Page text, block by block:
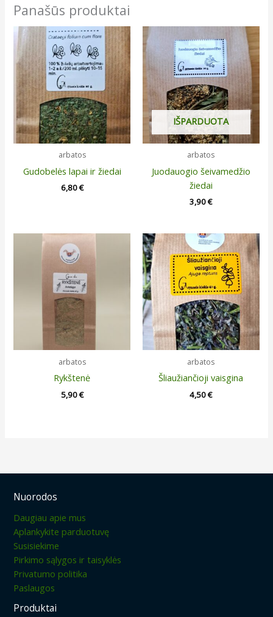
Panašūs produktai
arbatos
Gudobelės lapai ir žiedai
6,80€
IŠPARDUOTA
arbatos
Juodauogio šeivamedžio
žiedai
3,90€
arbatos
Rykštenė
5,90€
arbatos
Šliaužiančioji vaisgina
4,50€
Nuorodos
Daugiau apie mus
Aplankykite parduotuvę
Susisiekime
Pirkimo sąlygos ir taisyklės
Privatumo politika
Paslaugos
Produktai